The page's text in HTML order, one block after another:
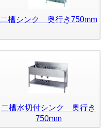
二槽シンク 奥行き750mm
二槽水切付シンク 奥行き
750mm